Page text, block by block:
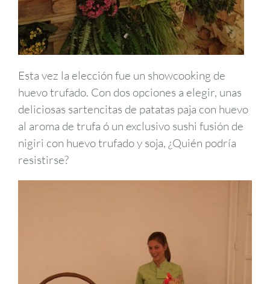
Esta vez la elección fue un showcooking de
huevo trufado. Con dos opciones a elegir, unas
deliciosas sartencitas de patatas paja con huevo
al aroma de trufa ó un exclusivo sushi fusión de
nigiri con huevo trufado y soja, ¿Quién podría
resistirse?